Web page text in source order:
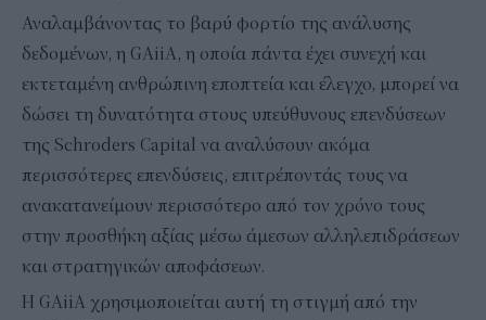
Αναλαμβάνοντας το βαρύ φορτίο της ανάλυσης
δεδομένων, η GAiiA, η οποία πάντα έχει συνεχή και
εκτεταμένη ανθρώπινη εποπτεία και έλεγχο, μπορεί να
δώσει τη δυνατότητα στους υπεύθυνους επενδύσεων
της Schroders Capital να αναλύσουν ακόμα
περισσότερες επενδύσεις, επιτρέποντάς τους να
ανακατανείμουν περισσότερο από τον χρόνο τους
στην προσθήκη αξίας μέσω άμεσων αλληλεπιδράσεων
και στρατηγικών αποφάσεων.
Η GAiiA χρησιμοποιείται αυτή τη στιγμή από την